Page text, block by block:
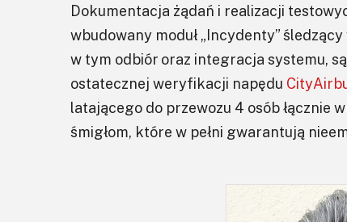
Dokumentacja żądań i realizacji
wbudowany moduł „Incydenty”
w tym odbiór oraz integracja systemu,
ostatecznej weryfikacji napędu
latającego do przewozu 4 osób łącznie
śmigłom, które w pełni gwarantują